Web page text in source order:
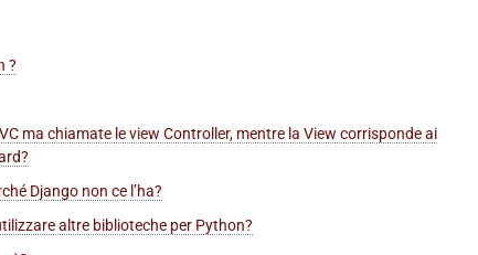
?
ma chiamate le view Controller, mentre la View corrisponde ai
Django non ce l’ha?
altre biblioteche per Python?